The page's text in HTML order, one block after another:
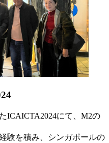
ICAICTA2024にて、M2の
験を積み、シンガポールの